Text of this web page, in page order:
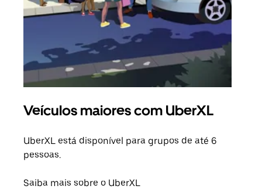
Veículos maiores com UberXL
UberXL está disponível para grupos de até 6
pessoas.
Saiba mais sobre o UberXL